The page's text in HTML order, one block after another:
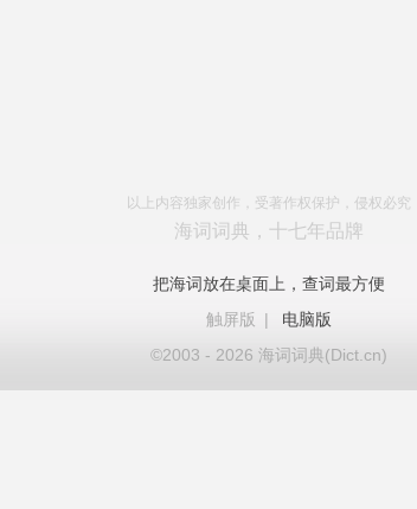
以上内容独家创作，受著作权保护，侵权必究
海词词典，十七年品牌
把海词放在桌面上，查词最方便
触屏版
|
电脑版
©2003 - 2026 海词词典(Dict.cn)